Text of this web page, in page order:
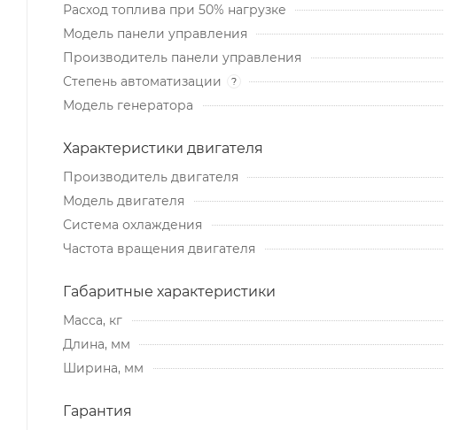
Расход топлива при 50% нагрузке
Модель панели управления
Производитель панели управления
Степень автоматизации
?
Модель генератора
Характеристики двигателя
Производитель двигателя
Модель двигателя
Система охлаждения
Частота вращения двигателя
Габаритные характеристики
Масса, кг
Длина, мм
Ширина, мм
Гарантия